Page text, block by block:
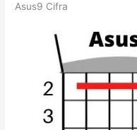
Asus9 Cifra